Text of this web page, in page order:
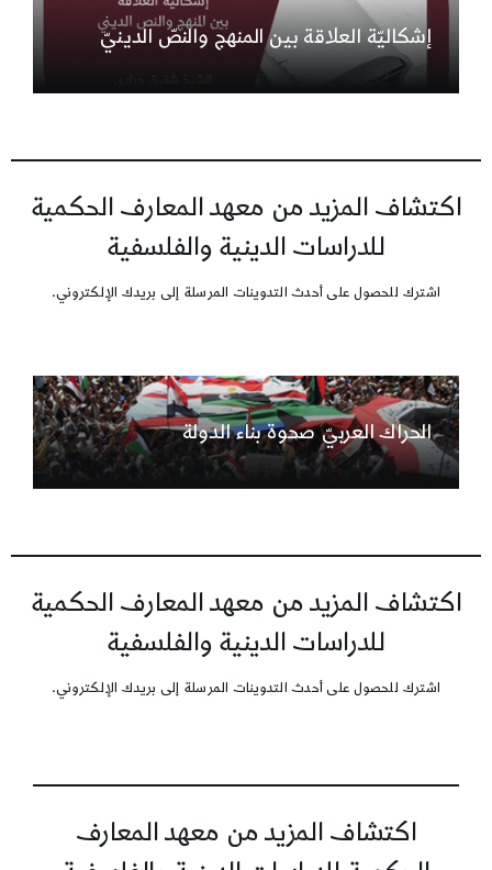
إشكاليّة العلاقة بين المنهج والنصّ الدينيّ
اكتشاف المزيد من معهد المعارف الحكمية
للدراسات الدينية والفلسفية
اشترك للحصول على أحدث التدوينات المرسلة إلى بريدك الإلكتروني.
الحراك العربيّ صحوة بناء الدولة
اكتشاف المزيد من معهد المعارف الحكمية
للدراسات الدينية والفلسفية
اشترك للحصول على أحدث التدوينات المرسلة إلى بريدك الإلكتروني.
اكتشاف المزيد من معهد المعارف